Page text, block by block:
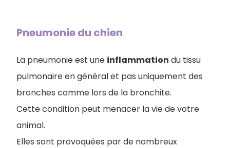
Pneumonie du chien
La pneumonie est une inflammation du tissu
pulmonaire en général et pas uniquement des
bronches comme lors de la bronchite.
Cette condition peut menacer la vie de votre
animal.
Elles sont provoquées par de nombreux